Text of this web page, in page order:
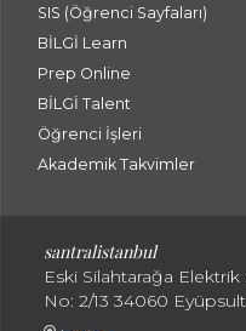
SIS (Öğrenci Sayfaları)
BİLGİ Learn
Prep Online
BİLGİ Talent
Öğrenci İşleri
Akademik Takvimler
santralistanbul
Eski Silahtarağa Elektrik
No: 2/13 34060